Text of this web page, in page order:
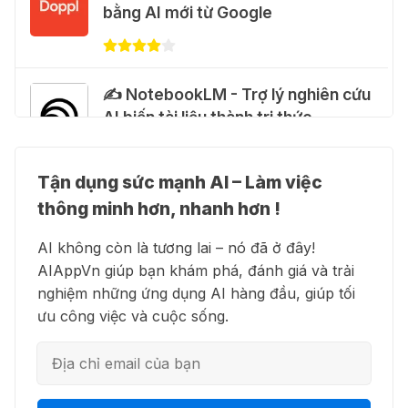
tháng miễn phí
Cảnh báo: Xuất hiện script và
hướng dẫn giả mạo giúp "mở khóa"
🍎 Claude for Teachers – chương
15 Thg 07 2026
🎁 Hướng dẫn nhận ChatGPT
Business miễn phí tháng
bằng AI mới từ Google
✍️ NotebookLM - Trợ lý nghiên cứu
AI biến tài liệu thành tri thức
👗 Higgsfield AI – Biến ý tưởng
thành phim chất lượng cao
💻 Blackbox AI - Trợ lý lập trình
thông minh
Tận dụng sức mạnh AI – Làm việc
thông minh hơn, nhanh hơn !
AI không còn là tương lai – nó đã ở đây!
AIAppVn giúp bạn khám phá, đánh giá và trải
nghiệm những ứng dụng AI hàng đầu, giúp tối
ưu công việc và cuộc sống.